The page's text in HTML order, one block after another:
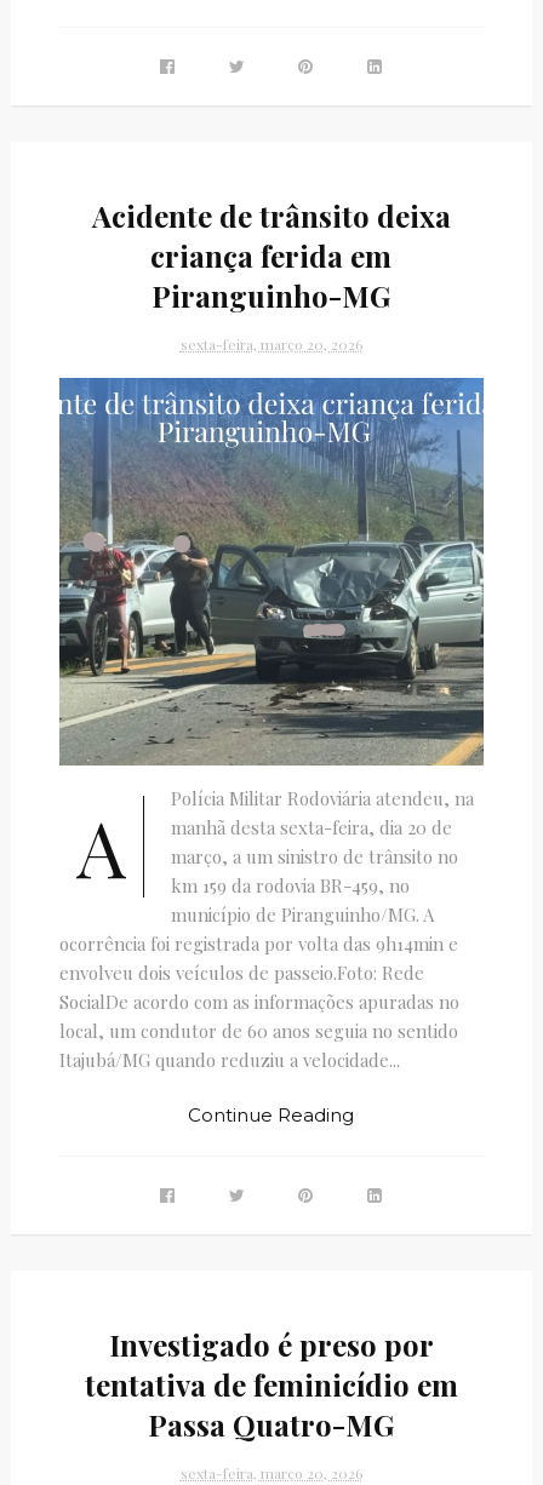
Acidente de trânsito deixa
criança ferida em
Piranguinho-MG
sexta-feira, março 20, 2026
A
Polícia Militar Rodoviária atendeu, na
manhã desta sexta-feira, dia 20 de
março, a um sinistro de trânsito no
km 159 da rodovia BR-459, no
município de Piranguinho/MG. A
ocorrência foi registrada por volta das 9h14min e
envolveu dois veículos de passeio.Foto: Rede
SocialDe acordo com as informações apuradas no
local, um condutor de 60 anos seguia no sentido
Itajubá/MG quando reduziu a velocidade...
Continue Reading
Investigado é preso por
tentativa de feminicídio em
Passa Quatro-MG
sexta-feira, março 20, 2026